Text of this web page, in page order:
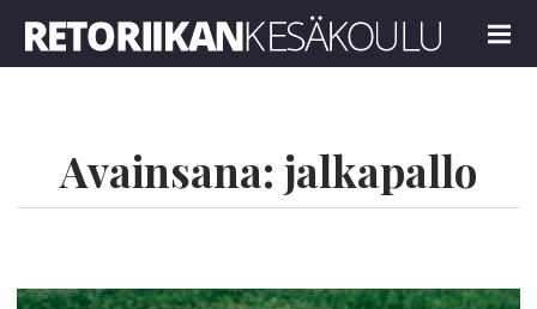
MENU
Avainsana: jalkapallo